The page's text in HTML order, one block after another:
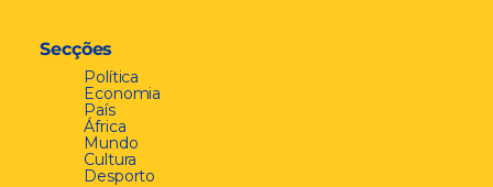
Secções
Política
Economia
País
África
Mundo
Cultura
Desporto